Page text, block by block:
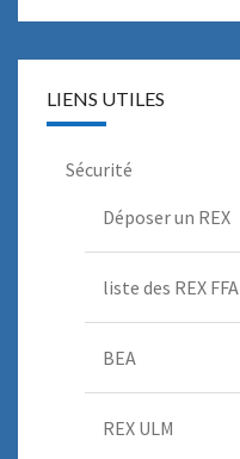
LIENS UTILES
Sécurité
Déposer un REX
liste des REX FFA
BEA
REX ULM